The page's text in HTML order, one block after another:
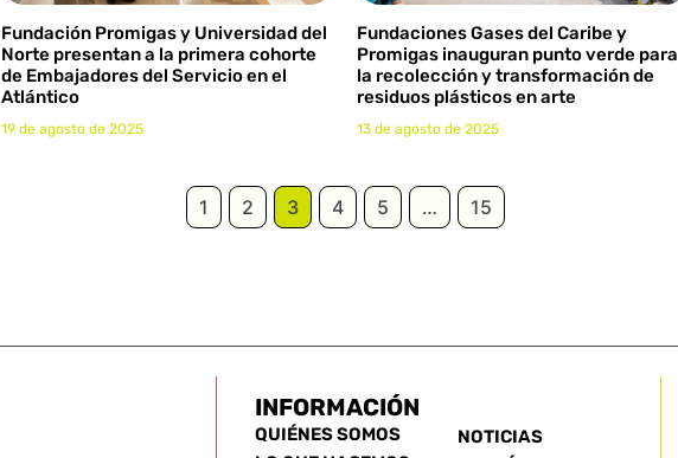
Fundación Promigas y Universidad del
Norte presentan a la primera cohorte
de Embajadores del Servicio en el
Atlántico
19 de agosto de 2025
Fundaciones Gases del Caribe y
Promigas inauguran punto verde para
la recolección y transformación de
residuos plásticos en arte
13 de agosto de 2025
1 2 3 4 5 … 15
INFORMACIÓN
QUIÉNES SOMOS
NOTICIAS